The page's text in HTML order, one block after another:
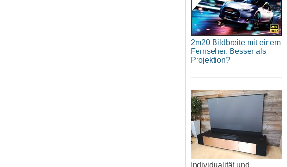
2m20 Bildbreite mit einem
Fernseher. Besser als
Projektion?
Individualität und